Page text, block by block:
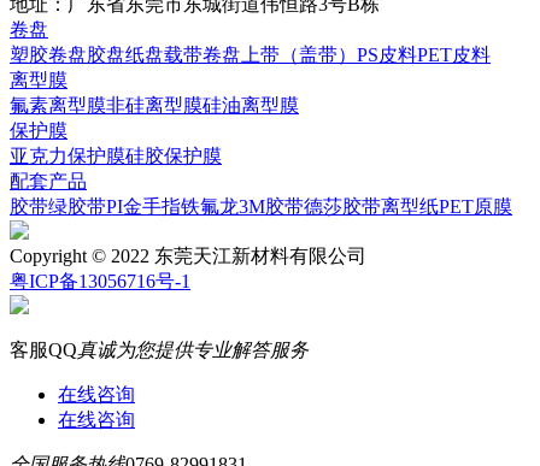
地址：广东省东莞市东城街道伟恒路3号B栋
卷盘
塑胶卷盘胶盘纸盘载带卷盘 上带（盖带） PS皮料PET皮料
离型膜
氟素离型膜非硅离型膜硅油离型膜
保护膜
亚克力保护膜硅胶保护膜
配套产品
胶带绿胶带PI金手指铁氟龙3M胶带德莎胶带离型纸PET原膜
Copyright © 2022 东莞天江新材料有限公司
粤ICP备13056716号-1
客服QQ真诚为您提供专业解答服务
在线咨询
在线咨询